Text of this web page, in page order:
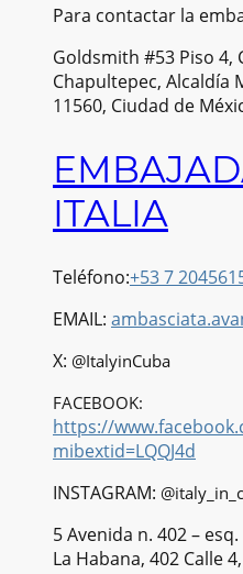
Para contactar la
Goldsmith #53 Piso 4,
Chapultepec, Alcaldía
11560, Ciudad de
ITALIA
Teléfono:+53 7
EMAIL:
X: @ItalyinCuba
FACEBOOK:
https://
mibextid=LQQJ4d
INSTAGRAM:
5 Avenida n. 402 –
La Habana, 402 Calle